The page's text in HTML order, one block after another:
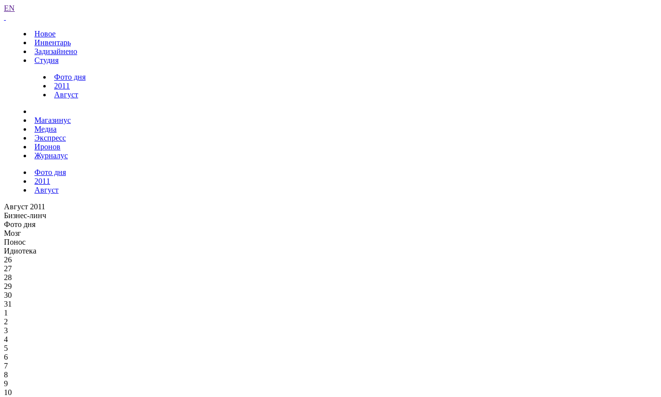
EN
Новое
Инвентарь
Задизайнено
Студия
Фото дня
2011
Август
Магазинус
Медиа
Экспресс
Иронов
Журналус
Фото дня
2011
Август
Август 2011
Бизнес-линч
Фото дня
Мозг
Понос
Идиотека
26
27
28
29
30
31
1
2
3
4
5
6
7
8
9
10